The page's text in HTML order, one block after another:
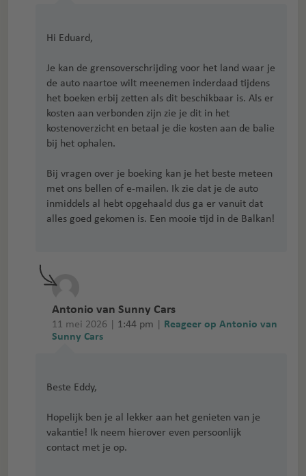
Hi Eduard,
Je kan de grensoverschrijding voor het land waar je
de auto naartoe wilt meenemen inderdaad tijdens
het boeken erbij zetten als dit beschikbaar is. Als er
kosten aan verbonden zijn zie je dit in het
kostenoverzicht en betaal je die kosten aan de balie
bij het ophalen.
Bij vragen over je boeking kan je het beste meteen
met ons bellen of e-mailen. Ik zie dat je de auto
inmiddels al hebt opgehaald dus ga er vanuit dat
alles goed gekomen is. Een mooie tijd in de Balkan!
Antonio van Sunny Cars
11 mei 2026 | 1:44 pm
Reageer op Antonio van
Sunny Cars
Beste Eddy,
Hopelijk ben je al lekker aan het genieten van je
vakantie! Ik neem hierover even persoonlijk
contact met je op.